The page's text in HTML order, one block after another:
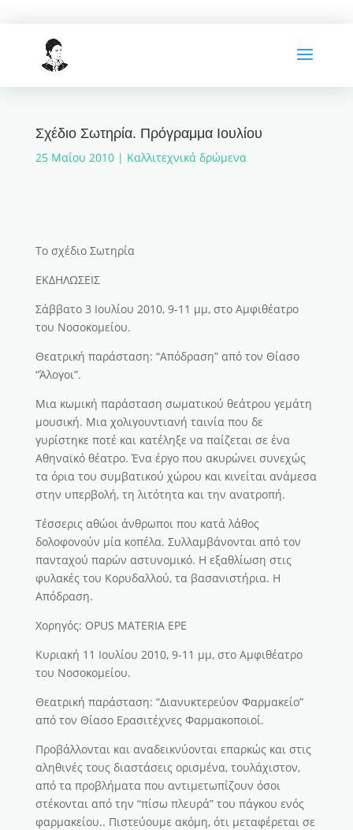
Σχέδιο Σωτηρία. Πρόγραμμα Ιουλίου
25 Μαΐου 2010| Καλλιτεχνικά δρώμενα
Το σχέδιο Σωτηρία
ΕΚΔΗΛΩΣΕΙΣ
Σάββατο 3 Ιουλίου 2010, 9-11 μμ, στο Αμφιθέατρο
του Νοσοκομείου.
Θεατρική παράσταση: “Απόδραση” από τον Θίασο
“Άλογοι”.
Μια κωμική παράσταση σωματικού θεάτρου γεμάτη
μουσική. Μια χολιγουντιανή ταινία που δε
γυρίστηκε ποτέ και κατέληξε να παίζεται σε ένα
Αθηναϊκό θέατρο. Ένα έργο που ακυρώνει συνεχώς
τα όρια του συμβατικού χώρου και κινείται ανάμεσα
στην υπερβολή, τη λιτότητα και την ανατροπή.
Τέσσερις αθώοι άνθρωποι που κατά λάθος
δολοφονούν μία κοπέλα. Συλλαμβάνονται από τον
πανταχού παρών αστυνομικό. Η εξαθλίωση στις
φυλακές του Κορυδαλλού, τα βασανιστήρια. Η
Απόδραση.
Χορηγός: OPUS MATERIA EPE
Κυριακή 11 Ιουλίου 2010, 9-11 μμ, στο Αμφιθέατρο
του Νοσοκομείου.
Θεατρική παράσταση: “Διανυκτερεύον Φαρμακείο”
από τον Θίασο Ερασιτέχνες Φαρμακοποιοί.
Προβάλλονται και αναδεικνύονται επαρκώς και στις
αληθινές τους διαστάσεις ορισμένα, τουλάχιστον,
από τα προβλήματα που αντιμετωπίζουν όσοι
στέκονται από την “πίσω πλευρά” του πάγκου ενός
φαρμακείου.. Πιστεύουμε ακόμη, ότι μεταφέρεται σε